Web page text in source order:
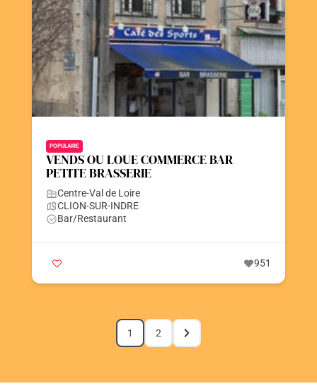
POPULAIRE
VENDS OU LOUE COMMERCE BAR
PETITE BRASSERIE
Centre-Val de Loire
CLION-SUR-INDRE
Bar/Restaurant
951
1 2